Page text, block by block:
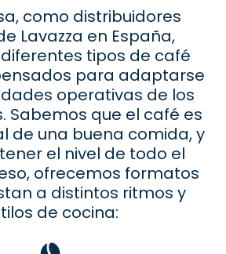
como distribuidores
Lavazza en España,
tipos de café
para adaptarse
operativas de los
Sabemos que el café es
de una buena comida, y
el nivel de todo el
ofrecemos formatos
a distintos ritmos y
de cocina: